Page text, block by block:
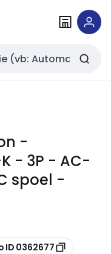
-
- 3P - AC-
spoel -
ID 0362677